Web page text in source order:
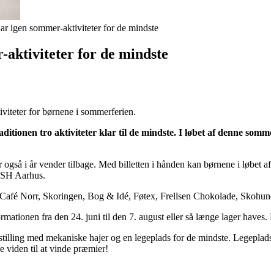
igen sommer-aktiviteter for de mindste
aktiviteter for de mindste
for børnene i sommerferien.
tro aktiviteter klar til de mindste. I løbet af denne
i år vender tilbage. Med billetten i hånden kan børnene i
Aarhus.
Norr, Skoringen, Bog & Idé, Føtex, Frellsen Chokolade,
fra den 24. juni til den 7. august eller så længe lager
med mekaniske hajer og en legeplads for de mindste.
viden til at vinde præmier!